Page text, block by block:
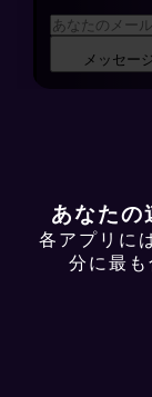
メッセー
あなたの
各アプリに
分に最も